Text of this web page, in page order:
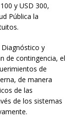
y USD 300,
Pública la
y
de contingencia, el
de
de manera
de las
de los sistemas